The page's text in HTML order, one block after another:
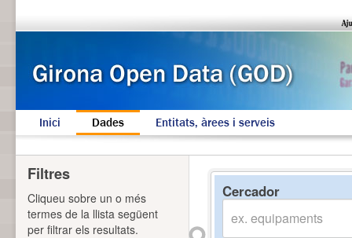
Inici Dades Entitats, àrees i serveis
Cercador
Filtres
Cliqueu sobre un o més
termes de la llista següent
per filtrar els resultats.